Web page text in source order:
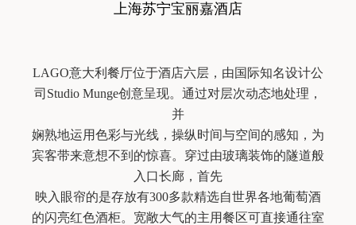
上海苏宁宝丽嘉酒店
LAGO意大利餐厅位于酒店六层，由国际知名设计公
司Studio Munge创意呈现。通过对层次动态地处理，
并
娴熟地运用色彩与光线，操纵时间与空间的感知，为
宾客带来意想不到的惊喜。穿过由玻璃装饰的隧道般
入口长廊，首先
映入眼帘的是存放有300多款精选自世界各地葡萄酒
的闪亮红色酒柜。宽敞大气的主用餐区可直接通往室